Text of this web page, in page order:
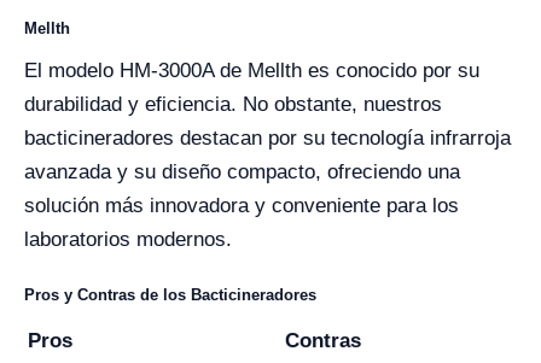
Mellth
El modelo HM-3000A de Mellth es conocido por su
durabilidad y eficiencia. No obstante, nuestros
bacticineradores destacan por su tecnología infrarroja
avanzada y su diseño compacto, ofreciendo una
solución más innovadora y conveniente para los
laboratorios modernos.
Pros y Contras de los Bacticineradores
Pros Contras